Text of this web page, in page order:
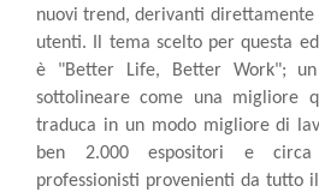
nuovi trend, derivanti direttamente
utenti. Il tema scelto per questa
è "Better Life, Better Work";
sottolineare come una migliore
traduca in un modo migliore di
ben 2.000 espositori e circa
professionisti provenienti da tutto